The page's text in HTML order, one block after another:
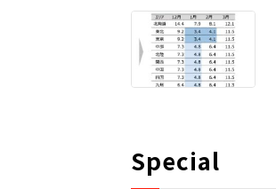
Special